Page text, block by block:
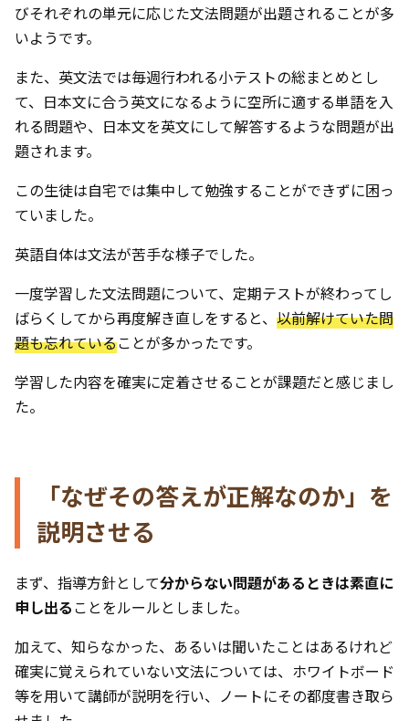
びそれぞれの単元に応じた文法問題が出題されることが多
いようです。
また、英文法では毎週行われる小テストの総まとめとし
て、日本文に合う英文になるように空所に適する単語を入
れる問題や、日本文を英文にして解答するような問題が出
題されます。
この生徒は自宅では集中して勉強することができずに困っ
ていました。
英語自体は文法が苦手な様子でした。
一度学習した文法問題について、定期テストが終わってし
ばらくしてから再度解き直しをすると、 以前解けていた問
題も忘れていることが多かったです。
学習した内容を確実に定着させることが課題だと感じまし
た。
「なぜその答えが正解なのか」を
説明させる
まず、指導方針として分からない問題があるときは素直に
申し出ることをルールとしました。
加えて、知らなかった、あるいは聞いたことはあるけれど
確実に覚えられていない文法については、ホワイトボード
等を用いて講師が説明を行い、ノートにその都度書き取ら